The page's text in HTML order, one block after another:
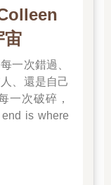
的妾）；而且是他
們是「天使」。我
舉目觀看，見有三
他們為「我主」，
他們洗腳、休息和
」變成了主本身）
坐在所多瑪城門
宙
一次錯過、
、還是自己
一次破碎，
is where